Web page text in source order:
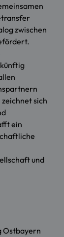
zwischen
sich
ein
und
Ostbayern